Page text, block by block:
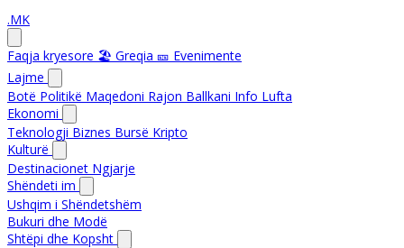
.MK
Faqja kryesore 🏖️ Greqia 🎫 Evenimente
Lajme
Botë Politikë Maqedoni Rajon Ballkani Info Lufta
Ekonomi
Teknologji Biznes Bursë Kripto
Kulturë
Destinacionet Ngjarje
Shëndeti im
Ushqim i Shëndetshëm
Bukuri dhe Modë
Shtëpi dhe Kopsht